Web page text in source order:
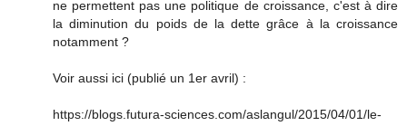
ne permettent pas une politique de croissance, c'est à dire
la diminution du poids de la dette grâce à la croissance
notamment ?
Voir aussi ici (publié un 1er avril) :
https://blogs.futura-sciences.com/aslangul/2015/04/01/le-